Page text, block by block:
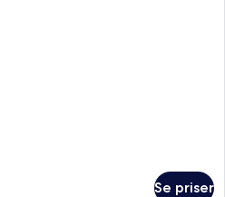
Se priser